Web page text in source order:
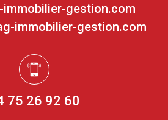
75 26 92 60
immobilier-gestion.com
immobilier-gestion.com